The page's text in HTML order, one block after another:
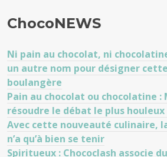
ChocoNEWS
Ni pain au chocolat, ni
un autre nom pour désigner
boulangère
Pain au chocolat ou chocolatine :
résoudre le débat le plus
Avec cette nouveauté culinaire,
n’a qu’à bien se tenir
Spiritueux : Chococlash associe